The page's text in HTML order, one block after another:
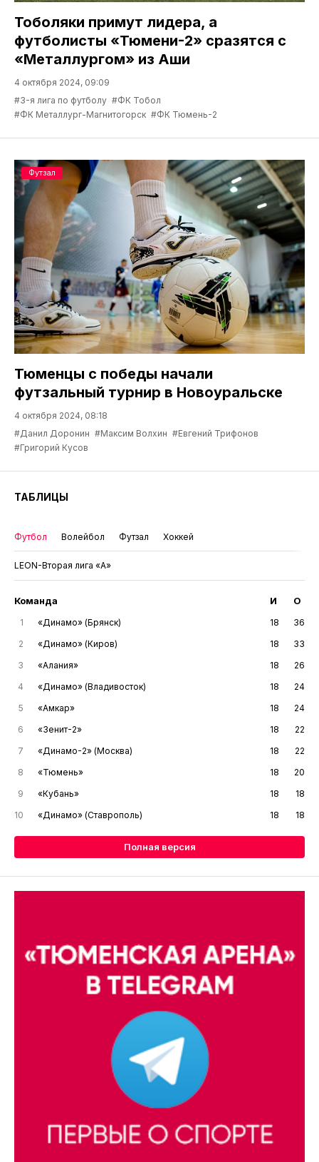
Тоболяки примут лидера, а
футболисты «Тюмени-2» сразятся с
«Металлургом» из Аши
4 октября 2024, 09:09
#3-я лига по футболу #ФК Тобол
#ФК Металлург-Магнитогорск #ФК Тюмень-2
Тюменцы с победы начали
футзальный турнир в Новоуральске
4 октября 2024, 08:18
#Данил Доронин #Максим Волхин #Евгений Трифонов
#Григорий Кусов
Футзал
ТАБЛИЦЫ
Футбол Волейбол Футзал Хоккей
LEON-Вторая лига «А»
Команда И О
1 «Динамо» (Брянск) 18
36
2
«Динамо» (Киров) 18
33
3
«Алания» 18
26
4
«Динамо» (Владивосток) 18
24
5
«Амкар» 18
24
6
«Зенит-2» 18
22
7
«Динамо-2» (Москва) 18
22
8
«Тюмень» 18
20
9
«Кубань» 18
18
10
«Динамо» (Ставрополь) 18 18
Полная версия